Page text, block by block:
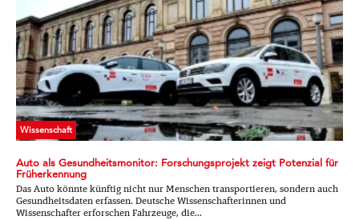
Wissenschaft
Auto als Gesundheitsmonitor: Forschungsprojekt zeigt Potenzial für
Früherkennung
Das Auto könnte künftig nicht nur Menschen transportieren, sondern auch
Gesundheitsdaten erfassen. Deutsche Wissenschafterinnen und
Wissenschafter erforschen Fahrzeuge, die...